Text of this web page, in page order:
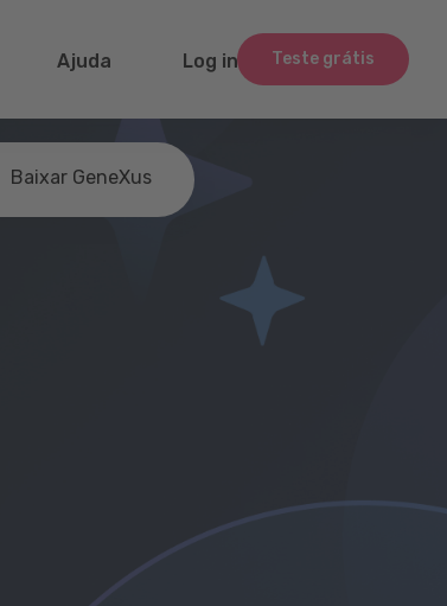
Teste grátis
Ajuda Log in
Baixar GeneXus